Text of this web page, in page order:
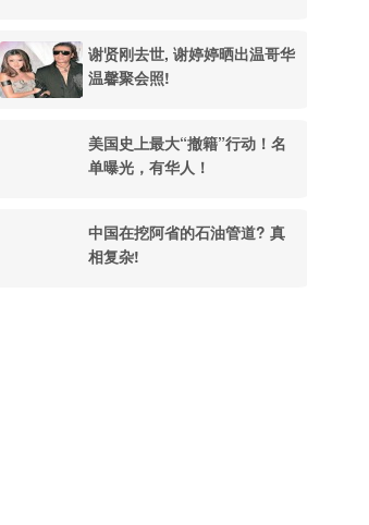
谢贤刚去世, 谢婷婷晒出温哥华
温馨聚会照!
美国史上最大“撤籍”行动！名
单曝光，有华人！
中国在挖阿省的石油管道? 真
相复杂!